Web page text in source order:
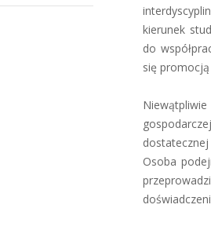
kierunek
do
się
Osoba